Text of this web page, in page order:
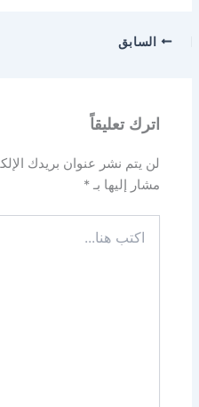
السابق
اترك تعليقاً
لن يتم نشر عنوان بريدك
مشار إليها بـ*
هنا...